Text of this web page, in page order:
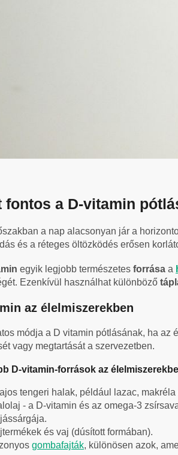
fontos a D-vitamin
a nap alacsonyan jár a
és a réteges öltözködés erősen
egyik legjobb természetes forrása a
Ezenkívül használhat különböző
az élelmiszerekben
módja a D vitamin pótlásának, ha az
vagy megtartását a szervezetben.
D-vitamin-források az
tengeri halak, például lazac, makréla
- a D-vitamin és az omega-3
és vaj (dúsított formában).
gombafajták, különösen azok,